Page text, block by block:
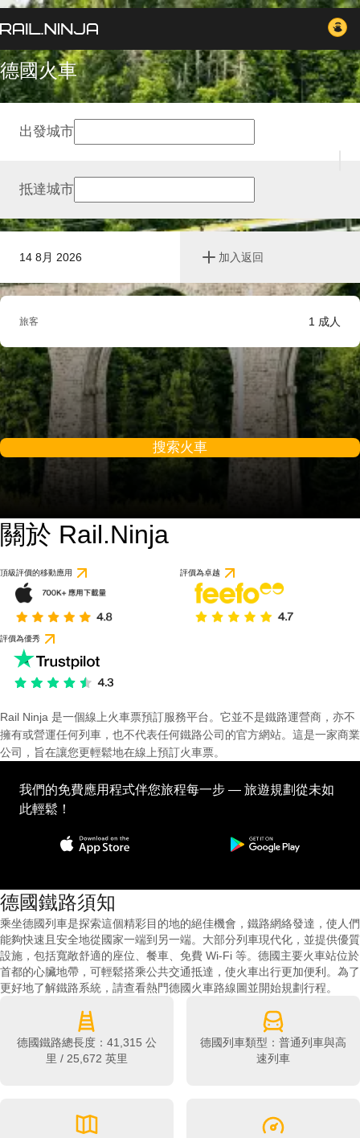
德國火車
14 8月 2026 加入返回
出發城市
抵達城市
旅客 1 成人
搜索火車
關於 Rail.Ninja
頂級評價的移動應用 評價為卓越
評價為優秀
Rail Ninja 是一個線上火車票預訂服務平台。它並不是鐵路運營商，亦不
擁有或營運任何列車，也不代表任何鐵路公司的官方網站。這是一家商業
公司，旨在讓您更輕鬆地在線上預訂火車票。
我們的免費應用程式伴您旅程每一步 — 旅遊規劃從未如
此輕鬆！
德國鐵路須知
乘坐德國列車是探索這個精彩目的地的絕佳機會，鐵路網絡發達，使人們
能夠快速且安全地從國家一端到另一端。大部分列車現代化，並提供優質
設施，包括寬敞舒適的座位、餐車、免費 Wi-Fi 等。德國主要火車站位於
首都的心臟地帶，可輕鬆搭乘公共交通抵達，使火車出行更加便利。為了
更好地了解鐵路系統，請查看熱門德國火車路線圖並開始規劃行程。
德國鐵路總長度：41,315 公
里 / 25,672 英里
德國列車類型：普通列車與高
速列車